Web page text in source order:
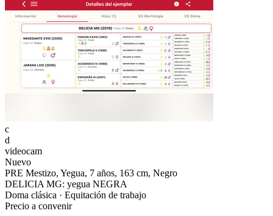
c
d
videocam
Nuevo
PRE Mestizo, Yegua, 7 años, 163 cm, Negro
DELICIA MG: yegua NEGRA
Doma clásica · Equitación de trabajo
Precio a convenir